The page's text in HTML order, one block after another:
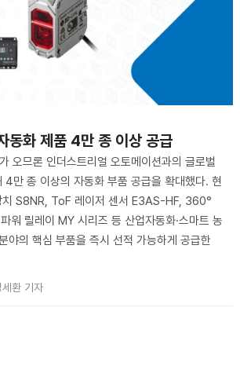
동화 제품 4만 종 이상 공급
오므론 인더스트리얼 오토메이션과의 글로벌
4만 종 이상의 자동화 부품 공급을 확대했다. 현
치 S8NR, ToF 레이저 센서 E3AS-HF, 360°
워 릴레이 MY 시리즈 등 산업자동화·스마트 농
야의 핵심 부품을 즉시 선적 가능하게 공급한
세환 기자